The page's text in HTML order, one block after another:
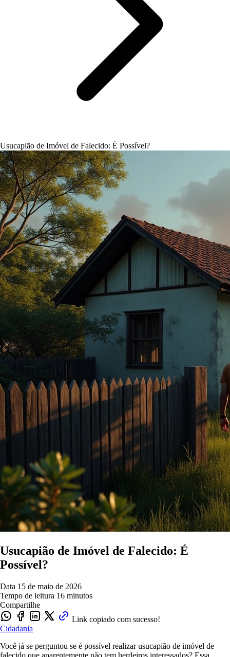
Usucapião de Imóvel de Falecido: É Possível?
Usucapião de Imóvel de Falecido: É
Possível?
Data 15 de maio de 2026
Tempo de leitura 16 minutos
Compartilhe
Link copiado com sucesso!
Cidadania
Você já se perguntou se é possível realizar usucapião de imóvel de
falecido que aparentemente não tem herdeiros interessados? Essa